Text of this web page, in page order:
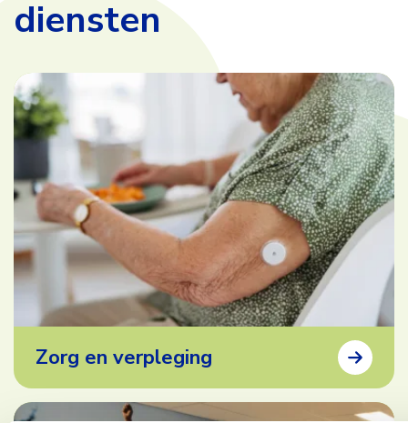
diensten
Zorg en verpleging